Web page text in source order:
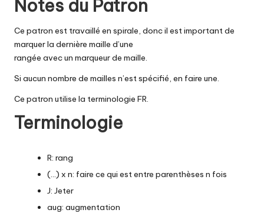
Notes du Patron
Ce patron est travaillé en spirale, donc il est important de
marquer la dernière maille d’une
rangée avec un marqueur de maille.
Si aucun nombre de mailles n’est spécifié, en faire une.
Ce patron utilise la terminologie FR.
Terminologie
R: rang
(…) x n: faire ce qui est entre parenthèses n fois
J: Jeter
aug: augmentation